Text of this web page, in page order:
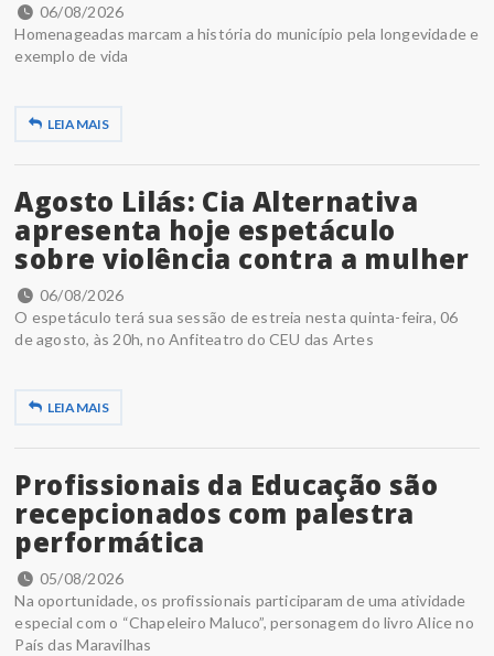
06/08/2026
Homenageadas marcam a história do município pela longevidade e
exemplo de vida
LEIA MAIS
Agosto Lilás: Cia Alternativa
apresenta hoje espetáculo
sobre violência contra a mulher
06/08/2026
O espetáculo terá sua sessão de estreia nesta quinta-feira, 06
de agosto, às 20h, no Anfiteatro do CEU das Artes
LEIA MAIS
Profissionais da Educação são
recepcionados com palestra
performática
05/08/2026
Na oportunidade, os profissionais participaram de uma atividade
especial com o “Chapeleiro Maluco”, personagem do livro Alice no
País das Maravilhas